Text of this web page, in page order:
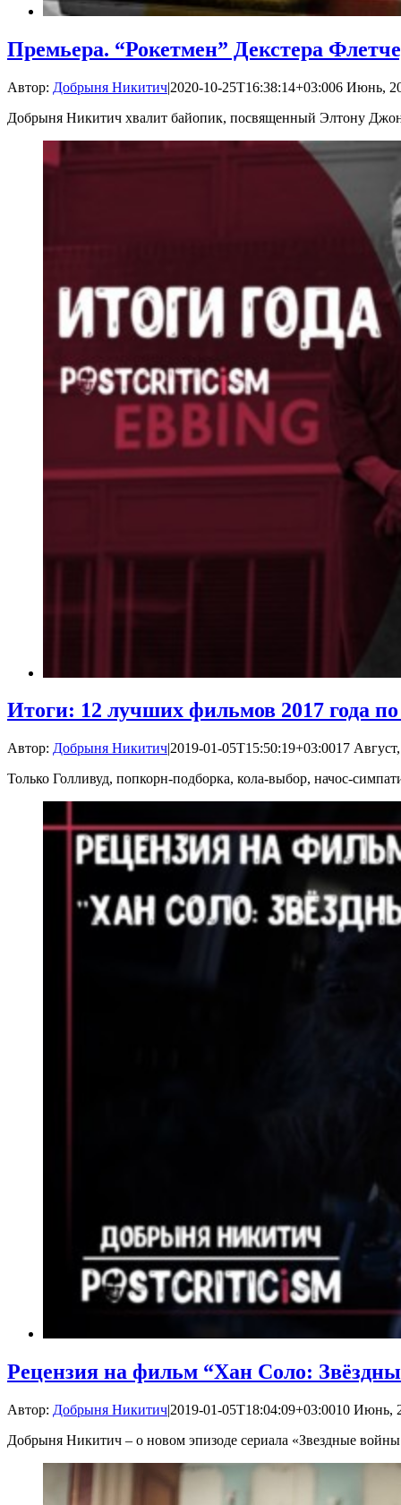
Премьера. “Рокетмен” Декстера
Автор: Добрыня Никитич|2020-10-25T16:38:14+03:006 Июнь,
Добрыня Никитич хвалит байопик, посвященный Элтону
Итоги: 12 лучших фильмов 2017 года
Автор: Добрыня Никитич|2019-01-05T15:50:19+03:0017
Только Голливуд, попкорн-подборка, кола-выбор, начос-
Рецензия на фильм “Хан Соло:
Автор: Добрыня Никитич|2019-01-05T18:04:09+03:0010 Июнь,
Добрыня Никитич – о новом эпизоде сериала «Звездные